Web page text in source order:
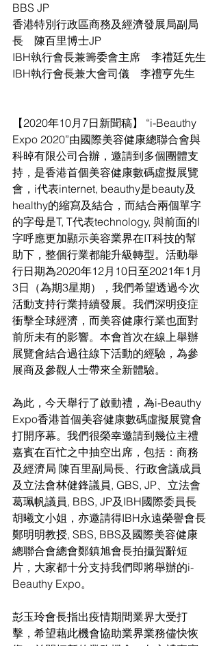
BBS JP
香港特別行政區商務及經濟發展局副局
長　陳百里博士JP
IBH執行會長兼籌委會主席　李禮廷先生
IBH執行會長兼大會司儀　李禮亨先生
【2020年10月7日新聞稿】 “i-Beauthy
Expo 2020”由國際美容健康總聯合會與
科晫有限公司合辦，邀請到多個團體支
持，是香港首個美容健康數碼虛擬展覽
會，i代表internet, beauthy是beauty及
healthy的縮寫及結合，而結合兩個單字
的字母是T, T代表technology, 與前面的I
字呼應更加顯示美容業界在IT科技的幫
助下，整個行業都能升級轉型。活動舉
行日期為2020年12月10日至2021年1月
3日（為期3星期），我們希望透過今次
活動支持行業持續發展。我們深明疫症
衝擊全球經濟，而美容健康行業也面對
前所未有的影響。本會首次在線上舉辦
展覽會結合過往線下活動的經驗，為參
展商及參觀人士帶來全新體驗。
為此，今天舉行了啟動禮，為i-Beauthy
Expo香港首個美容健康數碼虛擬展覽會
打開序幕。我們很榮幸邀請到幾位主禮
嘉賓在百忙之中抽空出席，包括：商務
及經濟局 陳百里副局長、行政會議成員
及立法會林健鋒議員, GBS, JP、立法會
葛珮帆議員, BBS, JP及IBH國際委員長
胡曦文小姐，亦邀請得IBH永遠榮譽會長
鄭明明教授, SBS, BBS及國際美容健康
總聯合會總會鄭鎮旭會長拍攝賀辭短
片，大家都十分支持我們即將舉辦的i-
Beauthy Expo。
彭玉玲會長指出疫情期間業界大受打
擊，希望藉此機會協助業界業務儘快恢